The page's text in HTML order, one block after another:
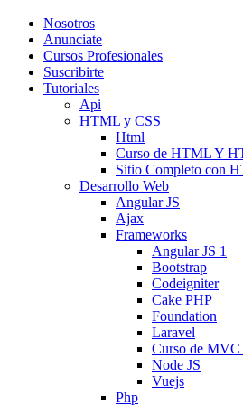
Nosotros
Anunciate
Cursos Profesionales
Suscribirte
Tutoriales
Api
HTML y CSS
Html
Curso de HTML Y
Sitio Completo con
Desarrollo Web
Angular JS
Ajax
Frameworks
Angular JS 1
Bootstrap
Codeigniter
Cake PHP
Foundation
Laravel
Curso de MVC
Node JS
Vuejs
Php